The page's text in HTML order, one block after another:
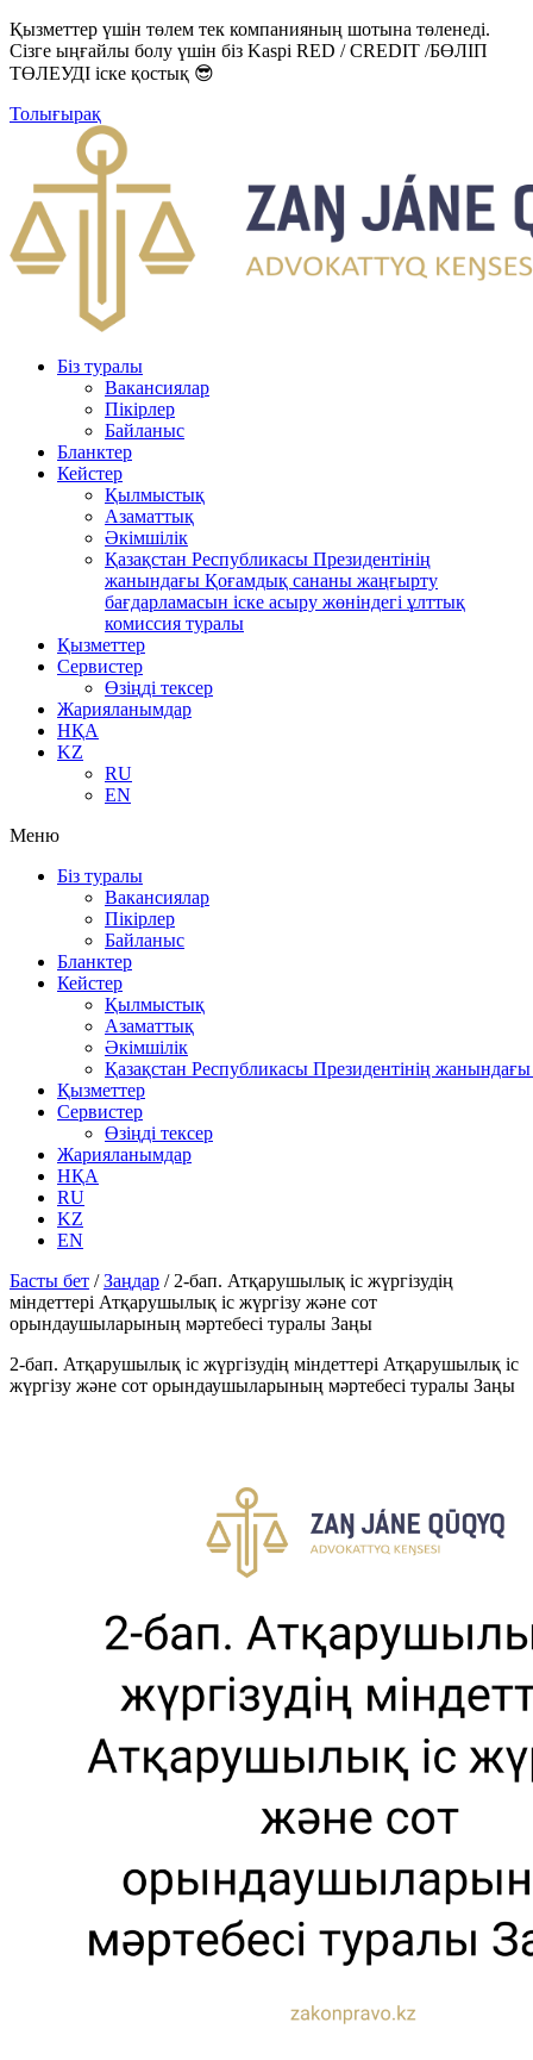
Қызметтер үшін төлем тек компанияның шотына төленеді.
Сізге ыңғайлы болу үшін біз Kaspi RED / CREDIT /БӨЛІП
ТӨЛЕУДІ іске қостық 😎
Толығырақ
Біз туралы
Вакансиялар
Пікірлер
Байланыс
Бланктер
Кейстер
Қылмыстық
Азаматтық
Әкімшілік
Қазақстан Республикасы Президентінің
жанындағы Қоғамдық сананы жаңғырту
бағдарламасын іске асыру жөніндегі ұлттық
комиссия туралы
Қызметтер
Сервистер
Өзіңді тексер
Жарияланымдар
НҚА
KZ
RU
EN
Меню
Біз туралы
Вакансиялар
Пікірлер
Байланыс
Бланктер
Кейстер
Қылмыстық
Азаматтық
Әкімшілік
Қазақстан Республикасы Президентінің
Қызметтер
Сервистер
Өзіңді тексер
Жарияланымдар
НҚА
RU
KZ
EN
Басты бет /Заңдар / 2-бап. Атқарушылық iс жүргiзудің
мiндеттерi Атқарушылық iс жүргiзу және сот
орындаушыларының мәртебесi туралы Заңы
2-бап. Атқарушылық iс жүргiзудің мiндеттерi Атқарушылық iс
жүргiзу және сот орындаушыларының мәртебесi туралы Заңы